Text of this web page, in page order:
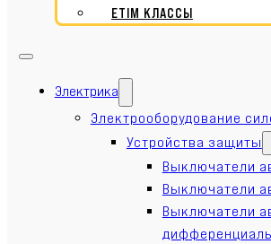
ETIM КЛАССЫ
Электрика
Электрооборудование
Устройства защиты
Выключатели
Выключатели
Выключатели